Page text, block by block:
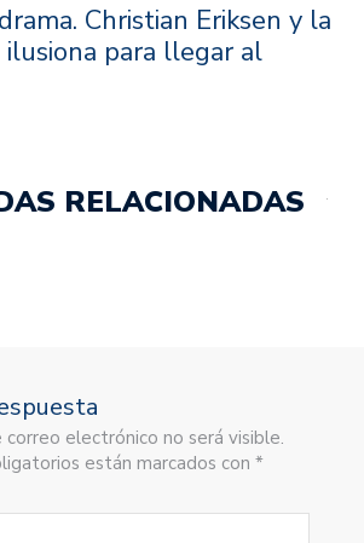
Christian Eriksen y la
para llegar al
RELACIONADAS
correo electrónico no será visible.
están marcados con *